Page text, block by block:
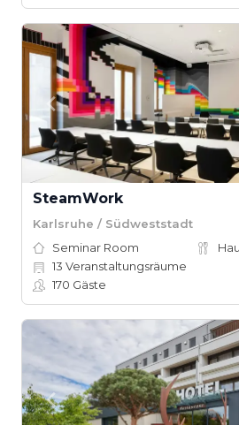
SteamWork
Karlsruhe / Südweststadt
Seminar Room
13 Veranstaltungsräume
170 Gäste